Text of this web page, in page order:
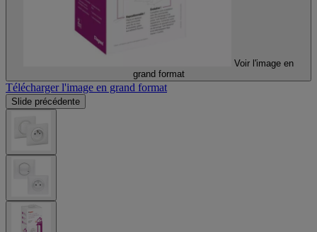
Voir l'image en
grand format
Télécharger l'image en grand format
Slide précédente